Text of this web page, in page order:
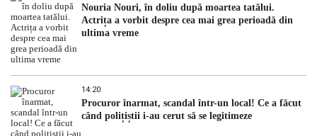
Nouria Nouri, în doliu după moartea tatălui.
Actrița a vorbit despre cea mai grea perioadă din
ultima vreme
14:20
Procuror înarmat, scandal într-un local! Ce a făcut
când polițiștii i-au cerut să se legitimeze